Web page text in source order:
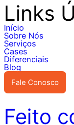
Links
Início
Sobre Nós
Serviços
Cases
Diferenciais
Blog
Fale Conosco
Feito